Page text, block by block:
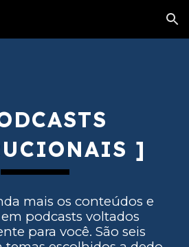
Skip to navigation
]
mais os conteúdos e
podcasts voltados
para você. São seis